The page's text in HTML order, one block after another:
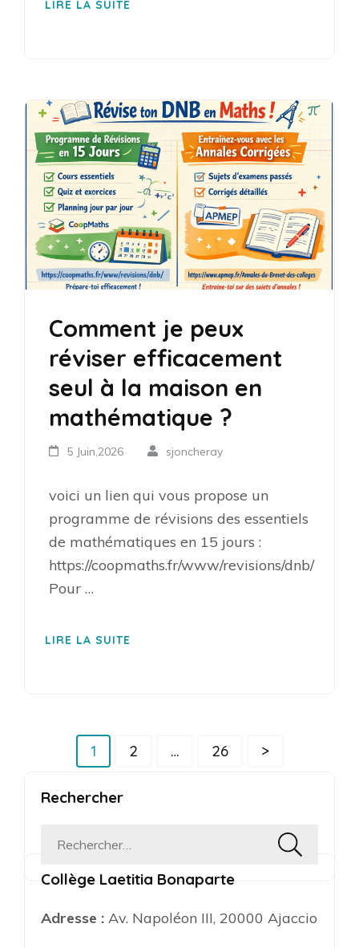
LIRE LA SUITE
Comment je peux
réviser efficacement
seul à la maison en
mathématique ?
5 Juin,2026 sjoncheray
voici un lien qui vous propose un
programme de révisions des essentiels
de mathématiques en 15 jours :
https://coopmaths.fr/www/revisions/dnb/
Pour …
LIRE LA SUITE
Pagination
publications
Page
1 Page
2 … Page
26 >
Rechercher
Rechercher :
Collège Laetitia Bonaparte
Adresse : Av. Napoléon III, 20000 Ajaccio